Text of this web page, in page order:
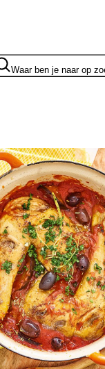
Waar ben je naar op